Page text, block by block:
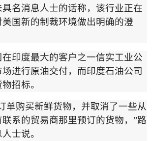
名消息人士的话称，该行业正在
国新的制裁环境做出明确的澄
印度最大的客户之一信实工业公
进行原油交付，而印度石油公司
招标。
单购买新鲜货物，并取消了一些从
系的贸易商那里预订的货物， ”路
士说。